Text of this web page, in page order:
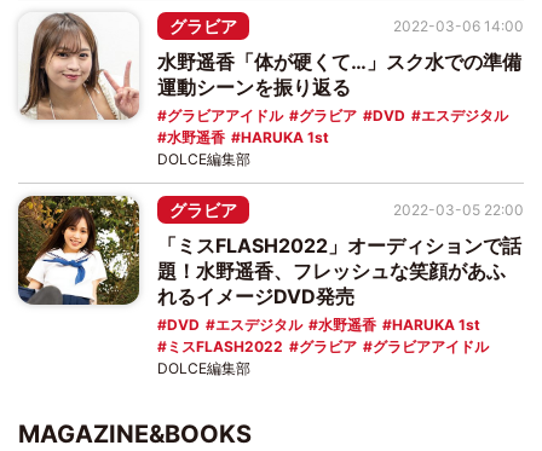
グラビア
水野遥香「体が硬くて…」スク水での準備
運動シーンを振り返る
グラビアアイドル グラビア DVD
エスデジタル
水野遥香
HARUKA 1st
2022-03-06 14:00
DOLCE編集部
グラビア
「ミスFLASH2022」オーディションで話
題！水野遥香、フレッシュな笑顔があふ
れるイメージDVD発売
DVD エスデジタル 水野遥香
HARUKA 1st
ミスFLASH2022
グラビア グラビアアイドル
2022-03-05 22:00
DOLCE編集部
MAGAZINE&BOOKS